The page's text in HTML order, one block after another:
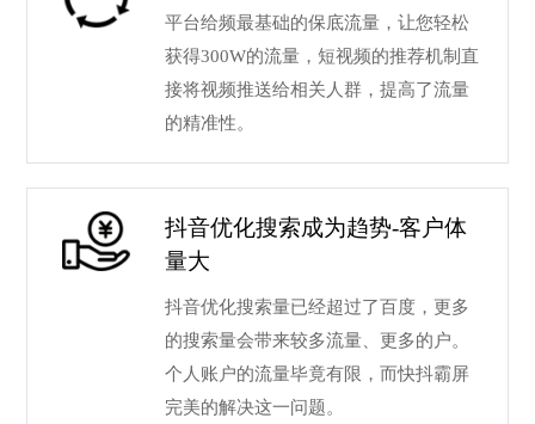
平台给频最基础的保底流量，让您轻松
获得300W的流量，短视频的推荐机制直
接将视频推送给相关人群，提高了流量
的精准性。
抖音优化搜索成为趋势-客户体
量大
抖音优化搜索量已经超过了百度，更多
的搜索量会带来较多流量、更多的户。
个人账户的流量毕竟有限，而快抖霸屏
完美的解决这一问题。